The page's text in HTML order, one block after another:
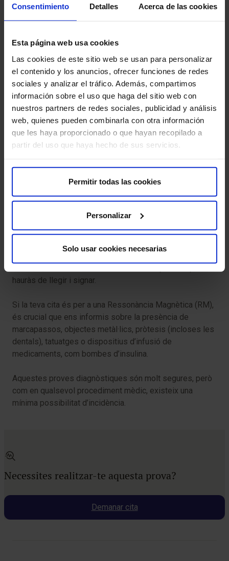
Consentimiento Detalles Acerca de las cookies
Esta página web usa cookies
Las cookies de este sitio web se usan para personalizar
el contenido y los anuncios, ofrecer funciones de redes
sociales y analizar el tráfico. Además, compartimos
información sobre el uso que haga del sitio web con
nuestros partners de redes sociales, publicidad y análisis
web, quienes pueden combinarla con otra información
que les haya proporcionado o que hayan recopilado a
partir del uso que haya hecho de sus servicios.
Permitir todas las cookies
Personalizar
Solo usar cookies necesarias
La RM amb programari específic és generalment segura,
claustrofòbia en estar dins de l’escàner de RM.
Soroll:l’escàner de RM produeix un soroll fort que pot
ser molest per a algunes persones. Se’t
proporcionaran taps per a les orelles o auriculars per
reduir el soroll.
Reaccions al·lèrgiques: en rares ocasions, poden
Perquè la teva prova es desenvolupi sense contratemps,
Així podrem realitzar la preparació administrativa i clínica
necessària.
hauràs de llegir i signar.
Si la teva cita és per a una Ressonància Magnètica (RM),
és crucial que ens informis sobre la presència de
marcapassos, objectes metàl·lics, pròtesis (incloses les
dentals), tatuatges o dispositius d’infusió de
medicaments, com bombes d’insulina.
Aquestes proves diagnòstiques són molt segures, però
com en qualsevol procediment mèdic, existeix una
mínima possibilitat d’incidència.
Necessites realitzar-te aquesta prova?
Demanar cita